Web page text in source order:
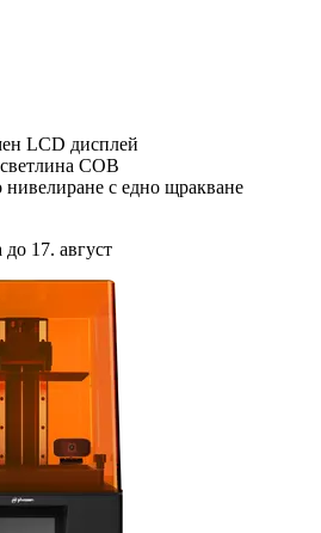
LCD дисплей
COB
с едно щракване
до 17. август